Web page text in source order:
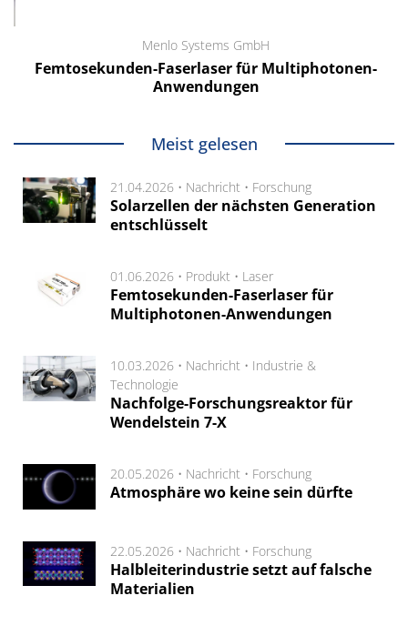
Menlo Systems GmbH
Femtosekunden-Faserlaser für Multiphotonen-
Anwendungen
Meist gelesen
21.04.2026 • Nachricht • Forschung
Solarzellen der nächsten Generation
entschlüsselt
01.06.2026 • Produkt • Laser
Femtosekunden-Faserlaser für
Multiphotonen-Anwendungen
10.03.2026 • Nachricht • Industrie &
Technologie
Nachfolge-Forschungsreaktor für
Wendelstein 7-X
20.05.2026 • Nachricht • Forschung
Atmosphäre wo keine sein dürfte
22.05.2026 • Nachricht • Forschung
Halbleiterindustrie setzt auf falsche
Materialien